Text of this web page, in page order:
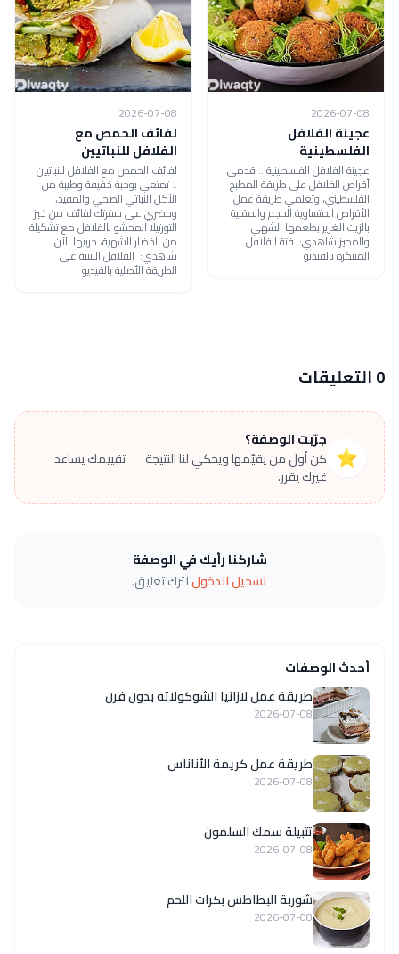
2026-07-08
عجينة الفلافل
الفلسطينية
عجينة الفلافل الفلسطينية .. قدمي
أقراص الفلافل على طريقة المطبخ
الفلسطيني، وتعلمي طريقة عمل
الأقراص المتساوية الحجم والمقلية
بالزيت الغزير بطعمها الشهي
والمميز شاهدي: فتة الفلافل
المبتكرة بالفيديو
2026-07-08
لفائف الحمص مع
الفلافل للنباتيين
لفائف الحمص مع الفلافل للنباتيين
.. تمتعي بوجبة خفيفة وطيبة من
الأكل النباتي الصحي والمفيد،
وحضري على سفرتك لفائف من خبز
التورتيلا المحشو بالفلافل مع تشكيلة
من الخضار الشهية، جربيها الآن
شاهدي: الفلافل البيتية على
الطريقة الأصلية بالفيديو
0 التعليقات
⭐
جرّبت الوصفة؟
كن أول من يقيّمها ويحكي لنا النتيجة — تقييمك يساعد
غيرك يقرر.
شاركنا رأيك في الوصفة
تسجيل الدخوللترك تعليق.
أحدث الوصفات
طريقة عمل لازانيا الشوكولاته بدون فرن
2026-07-08
طريقة عمل كريمة الأناناس
2026-07-08
تتبيلة سمك السلمون
2026-07-08
شوربة البطاطس بكرات اللحم
2026-07-08